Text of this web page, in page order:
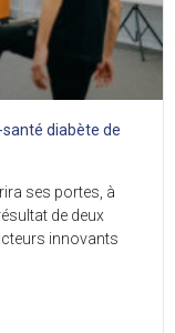
diabète de
ses portes, à
de deux
innovants